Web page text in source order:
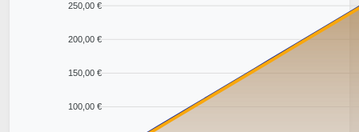
250,00 €
200,00 €
150,00 €
100,00 €